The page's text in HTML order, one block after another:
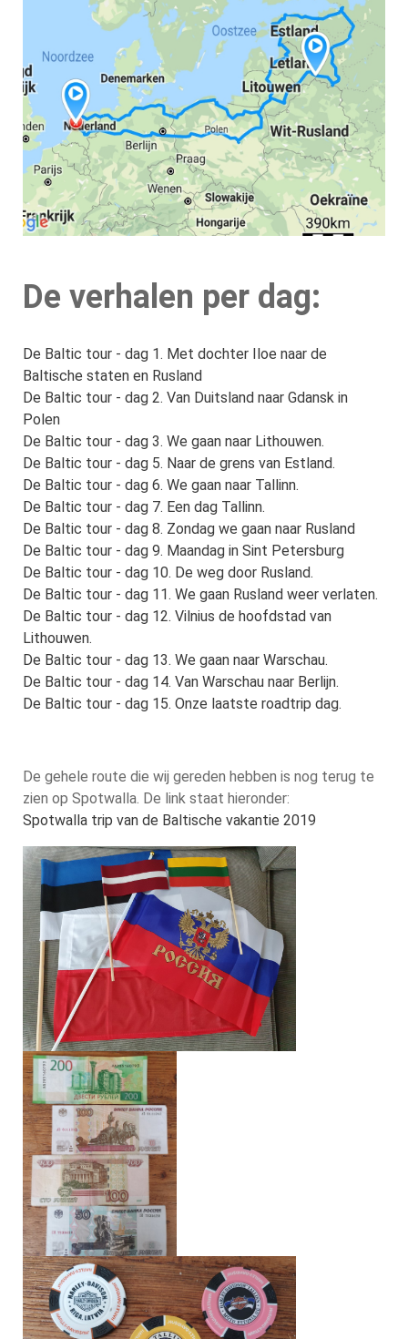
De verhalen per dag:
De Baltic tour - dag 1. Met dochter Iloe naar de
Baltische staten en Rusland
De Baltic tour - dag 2. Van Duitsland naar Gdansk in
Polen
De Baltic tour - dag 3. We gaan naar Lithouwen.
De Baltic tour - dag 5. Naar de grens van Estland.
De Baltic tour - dag 6. We gaan naar Tallinn.
De Baltic tour - dag 7. Een dag Tallinn.
De Baltic tour - dag 8. Zondag we gaan naar Rusland
De Baltic tour - dag 9. Maandag in Sint Petersburg
De Baltic tour - dag 10. De weg door Rusland.
De Baltic tour - dag 11. We gaan Rusland weer verlaten.
De Baltic tour - dag 12. Vilnius de hoofdstad van
Lithouwen.
De Baltic tour - dag 13. We gaan naar Warschau.
De Baltic tour - dag 14. Van Warschau naar Berlijn.
De Baltic tour - dag 15. Onze laatste roadtrip dag.
De gehele route die wij gereden hebben is nog terug te
zien op Spotwalla. De link staat hieronder:
Spotwalla trip van de Baltische vakantie 2019